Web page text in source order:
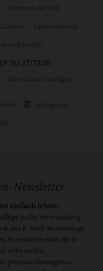
761 2717200
Newsletter
einfach leben-
in die Verwendung
des E-Mail-Marketings
Newsletter oder die E-
abbestellen.
personenbezogenes